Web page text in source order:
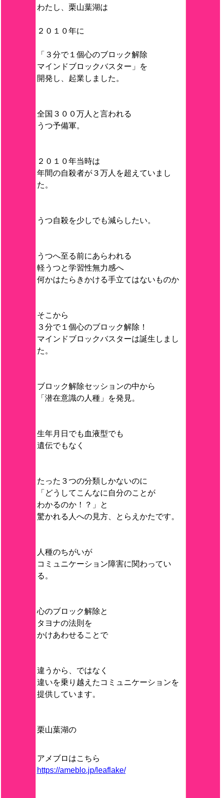
わたし、栗山葉湖は
２０１０年に
「３分で１個心のブロック解除
マインドブロックバスター」を
開発し、起業しました。
全国３００万人と言われる
うつ予備軍。
２０１０年当時は
年間の自殺者が３万人を超えていまし
た。
うつ自殺を少しでも減らしたい。
うつへ至る前にあらわれる
軽うつと学習性無力感へ
何かはたらきかける手立てはないものか
そこから
３分で１個心のブロック解除！
マインドブロックバスターは誕生しまし
た。
ブロック解除セッションの中から
「潜在意識の人種」を発見。
生年月日でも血液型でも
遺伝でもなく
たった３つの分類しかないのに
「どうしてこんなに自分のことが
わかるのか！？」と
驚かれる人への見方、とらえかたです。
人種のちがいが
コミュニケーション障害に関わってい
る。
心のブロック解除と
タヨナの法則を
かけあわせることで
違うから、ではなく
違いを乗り越えたコミュニケーションを
提供しています。
栗山葉湖の
アメブロはこちら
https://ameblo.jp/leaflake/